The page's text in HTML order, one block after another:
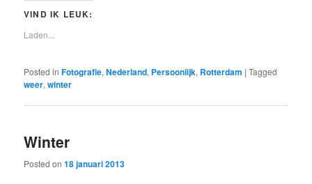
VIND IK LEUK:
Laden...
Posted in Fotografie,Nederland, Persoonlijk, Rotterdam |Tagged
weer,winter
Winter
Posted on18 januari 2013